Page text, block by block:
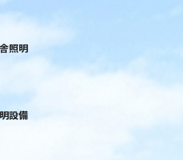
照明
設備